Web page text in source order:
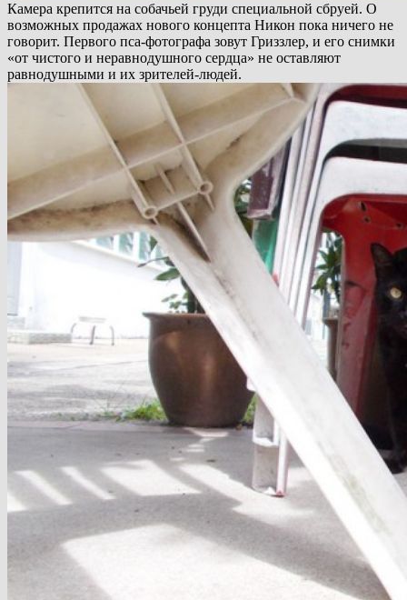
Камера крепится на собачьей груди специальной сбруей. О
возможных продажах нового концепта Никон пока ничего не
говорит. Первого пса-фотографа зовут Гриззлер, и его снимки
«от чистого и неравнодушного сердца» не оставляют
равнодушными и их зрителей-людей.